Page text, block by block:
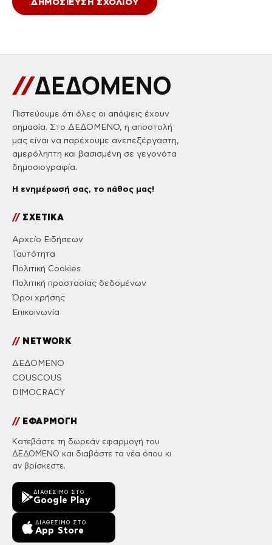
Πιστεύουμε ότι όλες οι απόψεις έχουν
σημασία. Στο ΔΕΔΟΜΕΝΟ, η αποστολή
μας είναι να παρέχουμε ανεπεξέργαστη,
αμερόληπτη και βασισμένη σε γεγονότα
δημοσιογραφία.
Η ενημέρωσή σας, το πάθος μας!
//ΣΧΕΤΙΚΑ
Αρχείο Ειδήσεων
Ταυτότητα
Πολιτική Cookies
Πολιτική προστασίας δεδομένων
Όροι χρήσης
Επικοινωνία
//NETWORK
ΔΕΔΟΜΕΝΟ
COUSCOUS
DIMOCRACY
//ΕΦΑΡΜΟΓΗ
Κατεβάστε τη δωρεάν εφαρμογή του
ΔΕΔΟΜΕΝΟ και διαβάστε τα νέα όπου κι
αν βρίσκεστε.
ΔΙΑΘΈΣΙΜΟ ΣΤΟ
Google Play
ΔΙΑΘΈΣΙΜΟ ΣΤΟ
App Store